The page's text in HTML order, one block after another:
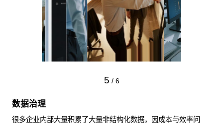
5 / 6
数据治理
很多企业内部大量积累了大量非结构化数据，因成本与效率问